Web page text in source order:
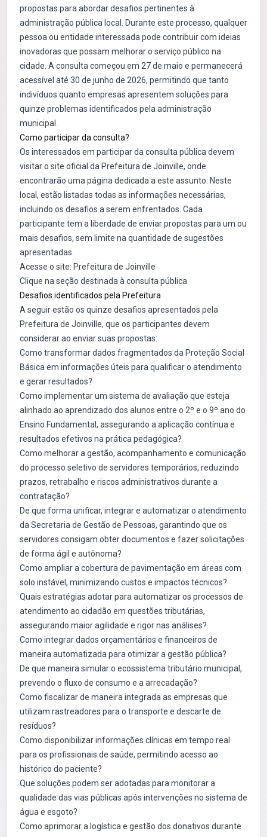
propostas para abordar desafios pertinentes à
administração pública local. Durante este processo, qualquer
pessoa ou entidade interessada pode contribuir com ideias
inovadoras que possam melhorar o serviço público na
cidade. A consulta começou em 27 de maio e permanecerá
acessível até 30 de junho de 2026, permitindo que tanto
indivíduos quanto empresas apresentem soluções para
quinze problemas identificados pela administração
municipal.
Como participar da consulta?
Os interessados em participar da consulta pública devem
visitar o site oficial da Prefeitura de Joinville, onde
encontrarão uma página dedicada a este assunto. Neste
local, estão listadas todas as informações necessárias,
incluindo os desafios a serem enfrentados. Cada
participante tem a liberdade de enviar propostas para um ou
mais desafios, sem limite na quantidade de sugestões
apresentadas.
Acesse o site: Prefeitura de Joinville
Clique na seção destinada à consulta pública
Desafios identificados pela Prefeitura
A seguir estão os quinze desafios apresentados pela
Prefeitura de Joinville, que os participantes devem
considerar ao enviar suas propostas:
Como transformar dados fragmentados da Proteção Social
Básica em informações úteis para qualificar o atendimento
e gerar resultados?
Como implementar um sistema de avaliação que esteja
alinhado ao aprendizado dos alunos entre o 2º e o 9º ano do
Ensino Fundamental, assegurando a aplicação contínua e
resultados efetivos na prática pedagógica?
Como melhorar a gestão, acompanhamento e comunicação
do processo seletivo de servidores temporários, reduzindo
prazos, retrabalho e riscos administrativos durante a
contratação?
De que forma unificar, integrar e automatizar o atendimento
da Secretaria de Gestão de Pessoas, garantindo que os
servidores consigam obter documentos e fazer solicitações
de forma ágil e autônoma?
Como ampliar a cobertura de pavimentação em áreas com
solo instável, minimizando custos e impactos técnicos?
Quais estratégias adotar para automatizar os processos de
atendimento ao cidadão em questões tributárias,
assegurando maior agilidade e rigor nas análises?
Como integrar dados orçamentários e financeiros de
maneira automatizada para otimizar a gestão pública?
De que maneira simular o ecossistema tributário municipal,
prevendo o fluxo de consumo e a arrecadação?
Como fiscalizar de maneira integrada as empresas que
utilizam rastreadores para o transporte e descarte de
resíduos?
Como disponibilizar informações clínicas em tempo real
para os profissionais de saúde, permitindo acesso ao
histórico do paciente?
Que soluções podem ser adotadas para monitorar a
qualidade das vias públicas após intervenções no sistema de
água e esgoto?
Como aprimorar a logística e gestão dos donativos durante